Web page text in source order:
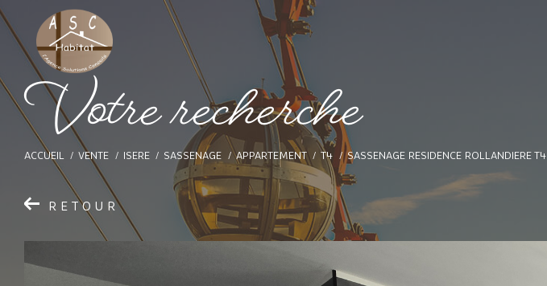
Voterecherche
ACCUEIL VENTE ISERE SASSENAGE APPARTEMENT T4 SASSENAGE RESIDENCE ROLLANDIERE T4
RETOUR